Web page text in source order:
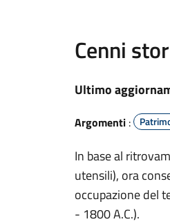
Cenni
Ultimo
Argomenti :
In base al
utensili), ora
occupazione del
- 1800 A.C.).